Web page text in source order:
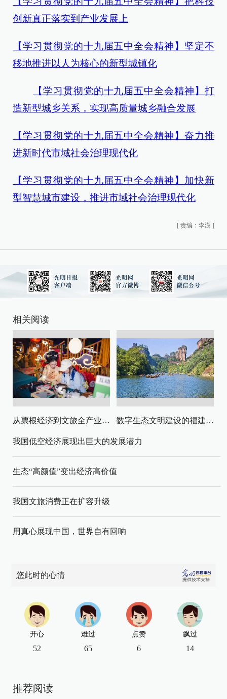
创新真正落实到产业发展上
【学习贯彻党的十九届五中全会精神】坚定不
移地推进以人为核心的新型城镇化
【学习贯彻党的十九届五中全会精神】打
造新型城乡关系，实现高质量城乡融合发展
【学习贯彻党的十九届五中全会精神】奋力推
进新时代市域社会治理现代化
【学习贯彻党的十九届五中全会精神】加快新
型智慧城市建设，推进市域社会治理现代化
[ 责编：李澍 ]
相关阅读
从票根经济到文旅全产业链升级 数字生态文明建设的福建路径与启示
我国低空经济展现出巨大的发展潜力
生态“高颜值”变出经济高价值
我国文旅消费正在扩容升级
用真心展现中国，世界自有回响
您此时的心情
开心
52
难过
65
点赞
6
飘过
14
推荐阅读